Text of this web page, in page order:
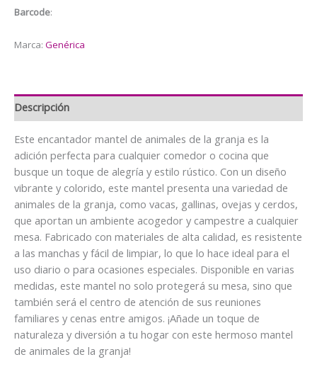
Barcode:
Marca: Genérica
Descripción
Este encantador mantel de animales de la granja es la
adición perfecta para cualquier comedor o cocina que
busque un toque de alegría y estilo rústico. Con un diseño
vibrante y colorido, este mantel presenta una variedad de
animales de la granja, como vacas, gallinas, ovejas y cerdos,
que aportan un ambiente acogedor y campestre a cualquier
mesa. Fabricado con materiales de alta calidad, es resistente
a las manchas y fácil de limpiar, lo que lo hace ideal para el
uso diario o para ocasiones especiales. Disponible en varias
medidas, este mantel no solo protegerá su mesa, sino que
también será el centro de atención de sus reuniones
familiares y cenas entre amigos. ¡Añade un toque de
naturaleza y diversión a tu hogar con este hermoso mantel
de animales de la granja!